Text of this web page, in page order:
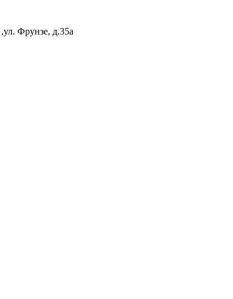
Фрунзе, д.35а